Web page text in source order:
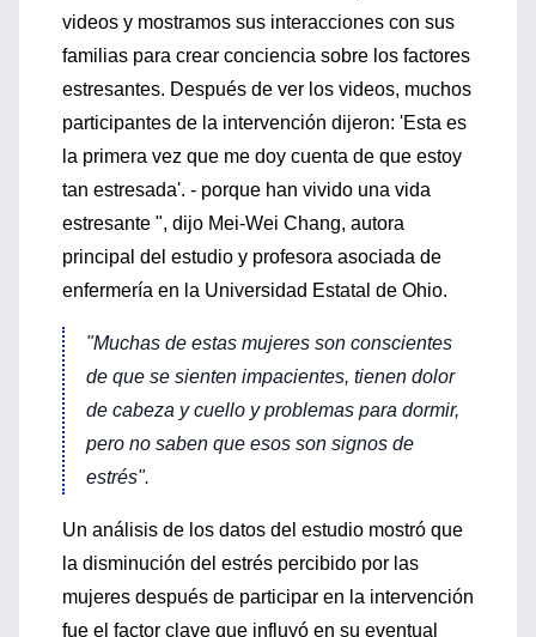
videos y mostramos sus interacciones con sus
familias para crear conciencia sobre los factores
estresantes. Después de ver los videos, muchos
participantes de la intervención dijeron: 'Esta es
la primera vez que me doy cuenta de que estoy
tan estresada'. - porque han vivido una vida
estresante ", dijo Mei-Wei Chang, autora
principal del estudio y profesora asociada de
enfermería en la Universidad Estatal de Ohio.
"Muchas de estas mujeres son conscientes
de que se sienten impacientes, tienen dolor
de cabeza y cuello y problemas para dormir,
pero no saben que esos son signos de
estrés".
Un análisis de los datos del estudio mostró que
la disminución del estrés percibido por las
mujeres después de participar en la intervención
fue el factor clave que influyó en su eventual